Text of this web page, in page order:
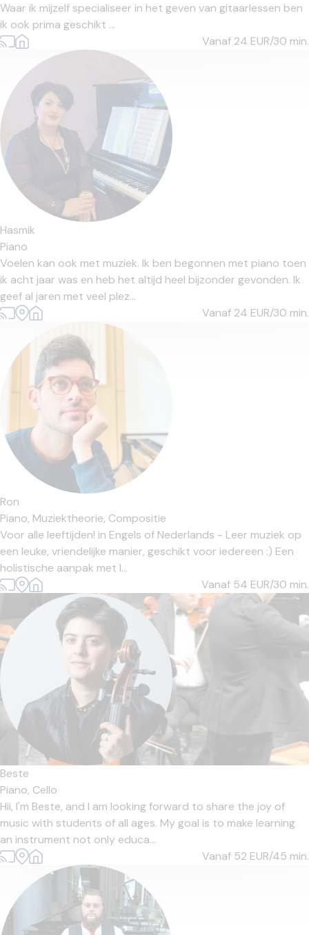
Waar ik mijzelf specialiseer in het geven van gitaarlessen ben
ik ook prima geschikt ...
Vanaf 24 EUR/30 min.
Hasmik
Piano
Voelen kan ook met muziek. Ik ben begonnen met piano toen
ik acht jaar was en heb het altijd heel bijzonder gevonden. Ik
geef al jaren met veel plez...
Vanaf 24 EUR/30 min.
Ron
Piano, Muziektheorie, Compositie
Voor alle leeftijden! in Engels of Nederlands - Leer muziek op
een leuke, vriendelijke manier, geschikt voor iedereen :) Een
holistische aanpak met l...
Vanaf 54 EUR/30 min.
Beste
Piano, Cello
Hii, I'm Beste, and I am looking forward to share the joy of
music with students of all ages. My goal is to make learning
an instrument not only educa...
Vanaf 52 EUR/45 min.